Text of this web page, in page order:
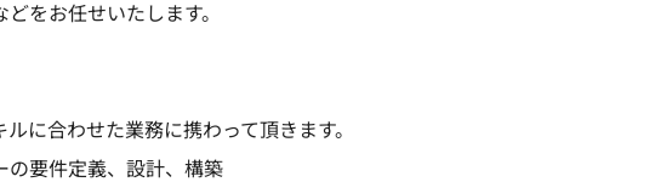
をお任せいたします。
に合わせた業務に携わって頂きます。
の要件定義、設計、構築